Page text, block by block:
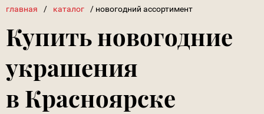
главная / каталог / новогодний ассортимент
Купить новогодние
украшения
в Красноярске